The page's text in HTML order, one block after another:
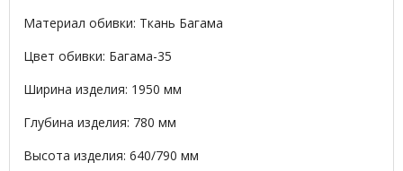
Материал обивки: Ткань Багама
Цвет обивки: Багама-35
Ширина изделия: 1950 мм
Глубина изделия: 780 мм
Высота изделия: 640/790 мм